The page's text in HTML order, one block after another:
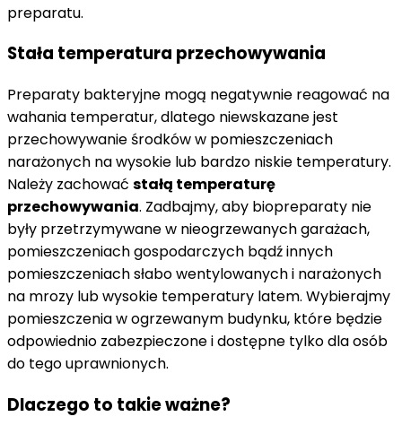
preparatu.
Stała temperatura przechowywania
Preparaty bakteryjne mogą negatywnie reagować na
wahania temperatur, dlatego niewskazane jest
przechowywanie środków w pomieszczeniach
narażonych na wysokie lub bardzo niskie temperatury.
Należy zachować stałą temperaturę
przechowywania. Zadbajmy, aby biopreparaty nie
były przetrzymywane w nieogrzewanych garażach,
pomieszczeniach gospodarczych bądź innych
pomieszczeniach słabo wentylowanych i narażonych
na mrozy lub wysokie temperatury latem. Wybierajmy
pomieszczenia w ogrzewanym budynku, które będzie
odpowiednio zabezpieczone i dostępne tylko dla osób
do tego uprawnionych.
Dlaczego to takie ważne?